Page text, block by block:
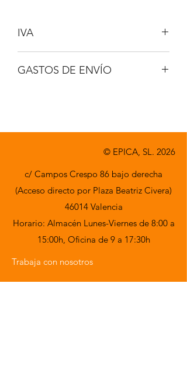
IVA
GASTOS DE ENVÍO
© EPICA, SL. 2026
c/ Campos Crespo 86 bajo derecha
(Acceso directo por Plaza Beatriz Civera)
46014 Valencia
Horario: Almacén Lunes-Viernes de 8:00 a
15:00h, Oficina de 9 a 17:30h
Trabaja con nosotros